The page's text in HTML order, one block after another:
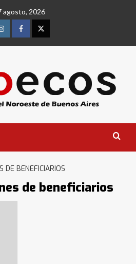
agosto, 2026
InstagramFacebookTwitter
DE BENEFICIARIOS
de beneficiarios